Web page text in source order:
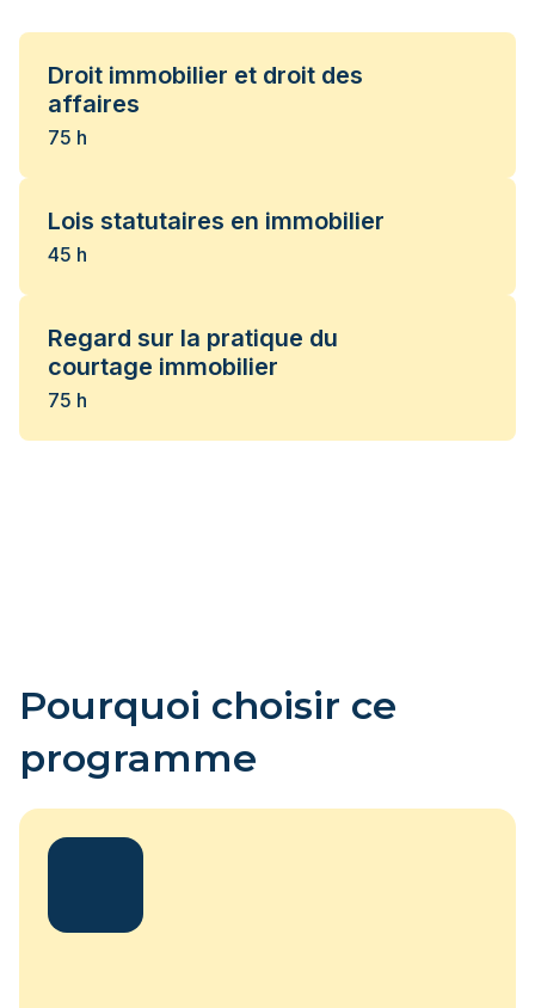
75 h
Droit immobilier et droit des
affaires
45 h
Lois statutaires en immobilier
75 h
Regard sur la pratique du
courtage immobilier
Pourquoi choisir ce
programme